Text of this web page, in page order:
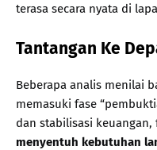
terasa secara nyata di
Tantangan Ke
Beberapa analis menilai
memasuki fase
dan stabilisasi
menyentuh kebutuhan